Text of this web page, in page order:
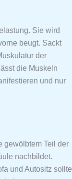
Sie wird
beugt. Sackt
der
die Muskeln
und nur
gewölbtem Teil der
nachbildet.
und Autositz sollte